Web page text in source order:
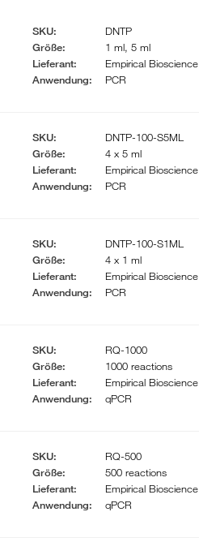
SKU:
DNTP
Größe:
1 ml, 5 ml
Lieferant:
Empirical Bioscience
Anwendung:
PCR
SKU:
DNTP-100-S5ML
Größe:
4 x 5 ml
Lieferant:
Empirical Bioscience
Anwendung:
PCR
SKU:
DNTP-100-S1ML
Größe:
4 x 1 ml
Lieferant:
Empirical Bioscience
Anwendung:
PCR
SKU:
RQ-1000
Größe:
1000 reactions
Lieferant:
Empirical Bioscience
Anwendung:
qPCR
SKU:
RQ-500
Größe:
500 reactions
Lieferant:
Empirical Bioscience
Anwendung:
qPCR